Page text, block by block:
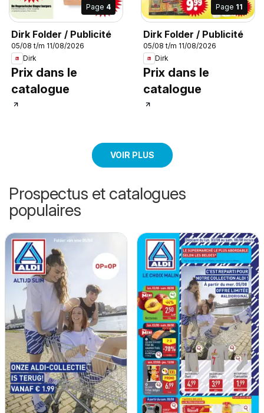
Page 4
Dirk Folder / Publicité
05/08 t/m 11/08/2026
Dirk
Prix dans le
catalogue
Page 11
Dirk Folder / Publicité
05/08 t/m 11/08/2026
Dirk
Prix dans le
catalogue
VOIR PLUS
Prospectus et catalogues
populaires